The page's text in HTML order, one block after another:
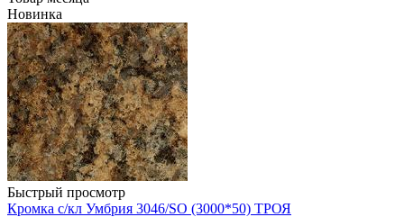
Новинка
Быстрый просмотр
Кромка с/кл Умбрия 3046/SO (3000*50) ТРОЯ